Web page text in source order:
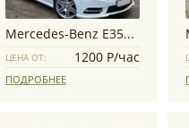
Mercedes-Benz E350 W212 AMG
ЦЕНА ОТ: 1200 Р/час
ПОДРОБНЕЕ